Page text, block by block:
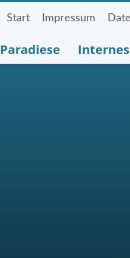
Start Impressum
Paradiese Internes